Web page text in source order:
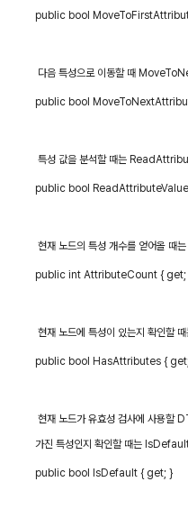
public bool
다음 특성으로 이동할 때
public bool
특성 값을 분석할 때는
public bool
현재 노드의 특성 개수를 얻어올 때는
public int AttributeCount { get;
현재 노드에 특성이 있는지 확인할
public bool HasAttributes {
현재 노드가 유효성 검사에 사용할
가진 특성인지 확인할 때는
public bool IsDefault { get; }